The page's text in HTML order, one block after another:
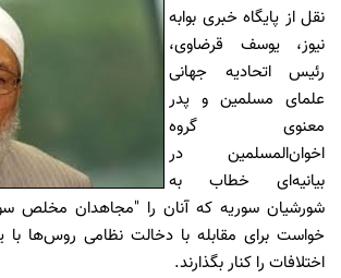
نقل از پایگاه خبری بوابه
نیوز، یوسف قرضاوی،
رئیس اتحادیه جهانی
علمای مسلمین و پدر
معنوی گروه
اخوان‌المسلمین در
بیانیه‌ای خطاب به
شورشیان سوریه که آنان را "مجاهدان مخلص
خواست برای مقابله با دخالت نظامی روس‌ها
اختلافات را کنار بگذارند.